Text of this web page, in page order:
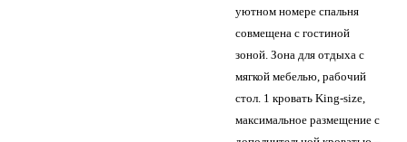
уютном номере спальня
совмещена с гостиной
зоной. Зона для отдыха с
мягкой мебелью, рабочий
стол. 1 кровать King-size,
максимальное размещение с